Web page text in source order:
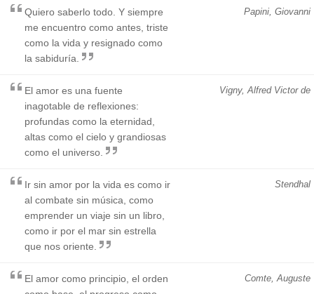
Papini, Giovanni
Quiero saberlo todo. Y siempre
me encuentro como antes, triste
como la vida y resignado como
la sabiduría.
Vigny, Alfred Victor de
El amor es una fuente
inagotable de reflexiones:
profundas como la eternidad,
altas como el cielo y grandiosas
como el universo.
Stendhal
Ir sin amor por la vida es como ir
al combate sin música, como
emprender un viaje sin un libro,
como ir por el mar sin estrella
que nos oriente.
Comte, Auguste
El amor como principio, el orden